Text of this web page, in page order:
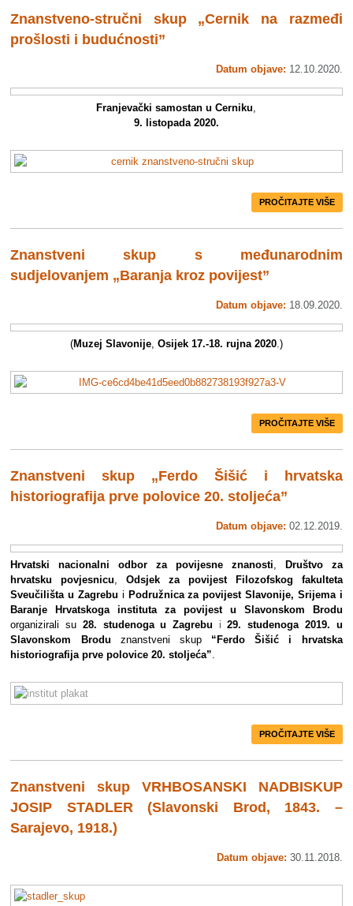
Znanstveno-stručni skup „Cernik na razmeđi
prošlosti i budućnosti”
Datum objave: 12.10.2020.
Franjevački samostan u Cerniku,
9. listopada 2020.
PROČITAJTE VIŠE
Znanstveni skup s međunarodnim
sudjelovanjem „Baranja kroz povijest”
Datum objave: 18.09.2020.
(Muzej Slavonije, Osijek 17.-18. rujna 2020.)
PROČITAJTE VIŠE
Znanstveni skup „Ferdo Šišić i hrvatska
historiografija prve polovice 20. stoljeća”
Datum objave: 02.12.2019.
Hrvatski nacionalni odbor za povijesne znanosti,
Društvo za
hrvatsku povjesnicu,
Odsjek za povijest Filozofskog fakulteta
Sveučilišta u Zagrebu i Podružnica za povijest Slavonije, Srijema i
Baranje Hrvatskoga instituta za povijest u Slavonskom Brodu
organizirali su 28. studenoga u Zagrebu i29. studenoga 2019. u
Slavonskom Brodu
znanstveni skup
“Ferdo Šišić i hrvatska
historiografija prve polovice 20. stoljeća”.
PROČITAJTE VIŠE
Znanstveni skup VRHBOSANSKI NADBISKUP
JOSIP STADLER (Slavonski Brod, 1843. –
Sarajevo, 1918.)
Datum objave: 30.11.2018.